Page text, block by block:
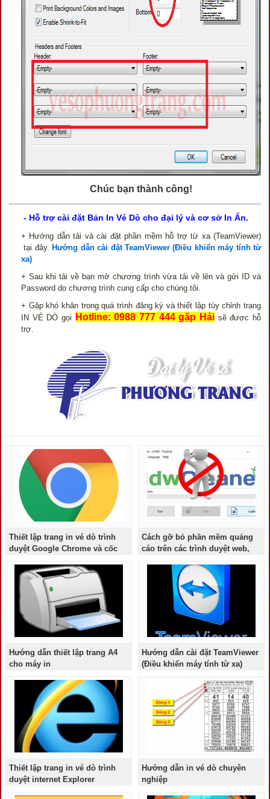
Chúc bạn thành công!
- Hỗ trợ cài đặt Bản In Vé Dò cho đại lý và cơ sở In Ấn.
+ Hướng dẫn tải và cài đặt phần mềm hỗ trợ từ xa (TeamViewer‎)
tại đây. Hướng dẫn cài đặt TeamViewer (Điều khiển máy tính từ
xa)
+ Sau khi tải về bạn mở chương trình vừa tải về lên và gửi ID và
Password do chương trình cung cấp cho chúng tôi.
+ Gặp khó khăn trong quá trình đăng ký và thiết lập tùy chỉnh trang
IN VÉ DÒ gọi
Hotline: 0988 777 444 gặp Hải sẽ được hỗ
trợ.
Thiết lập trang in vé dò trình
duyệt Google Chrome và cốc
Cách gỡ bỏ phần mềm quảng
cáo trên các trình duyệt web,
Hướng dẫn thiết lập trang A4
cho máy in
Hướng dẫn cài đặt TeamViewer
(Điều khiển máy tính từ xa)
Thiết lập trang in vé dò trình
duyệt internet Explorer
Hướng dẫn in vé dò chuyên
nghiệp